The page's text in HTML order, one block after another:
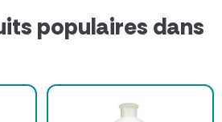
populaires dans